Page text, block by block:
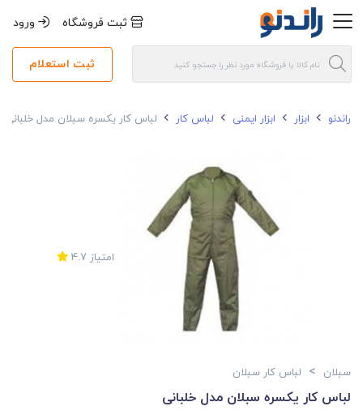
ثبت فروشگاه ورود
ثبت استعلام
راندنو ابزار ابزار ایمنی لباس کار لباس کار یکسره سبلان مدل خلبانی
امتیاز 4.7
سبلان > لباس کار سبلان
لباس کار یکسره سبلان مدل خلبانی